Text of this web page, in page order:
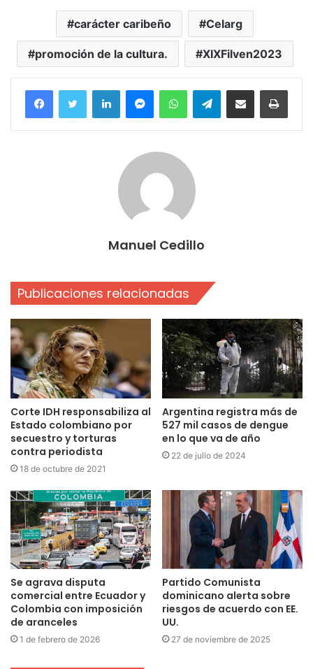
carácter caribeño Celarg
promoción de la cultura. XIXFilven2023
FacebookTwitter LinkedInMessengerWhatsAppTelegramCompartir por correo electrónico
Manuel Cedillo
Publicaciones relacionadas
Corte IDH responsabiliza al
Estado colombiano por
secuestro y torturas
contra periodista
18 de octubre de 2021
Argentina registra más de
527 mil casos de dengue
en lo que va de año
22 de julio de 2024
Se agrava disputa
comercial entre Ecuador y
Colombia con imposición
de aranceles
1 de febrero de 2026
Partido Comunista
dominicano alerta sobre
riesgos de acuerdo con EE.
UU.
27 de noviembre de 2025